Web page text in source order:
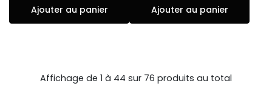
Ajouter au panier Ajouter au panier
Affichage de 1 à 44 sur 76 produits au total